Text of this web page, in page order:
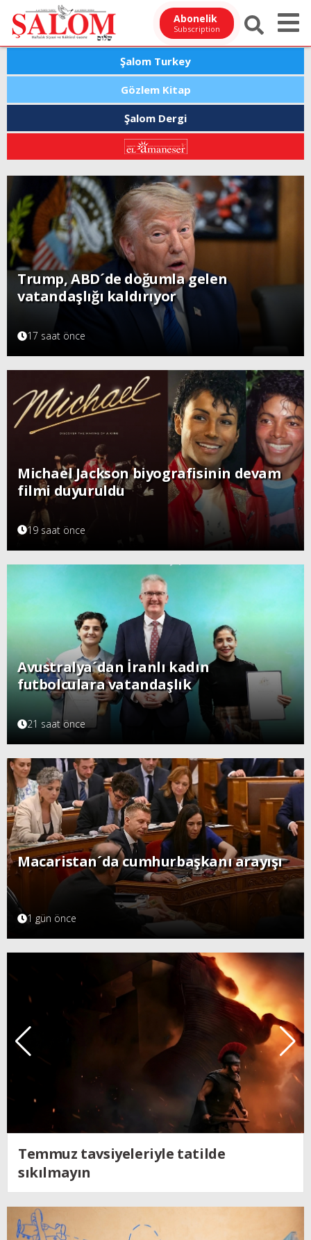
Abonelik
Subscription
Şalom Turkey
Gözlem Kitap
Şalom Dergi
Trump, ABD´de doğumla gelen
vatandaşlığı kaldırıyor
17 saat önce
Michael Jackson biyografisinin devam
filmi duyuruldu
19 saat önce
Avustralya´dan İranlı kadın
futbolculara vatandaşlık
21 saat önce
Macaristan´da cumhurbaşkanı arayışı
1 gün önce
Kendine dönen adam; Nolan´ın
Odysseus´u